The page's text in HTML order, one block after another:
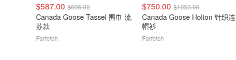
$587.00 $606.00
Canada Goose Tassel 围巾 流
苏款
Farfetch
$750.00 $1053.00
Canada Goose Holton 针织连
帽衫
Farfetch